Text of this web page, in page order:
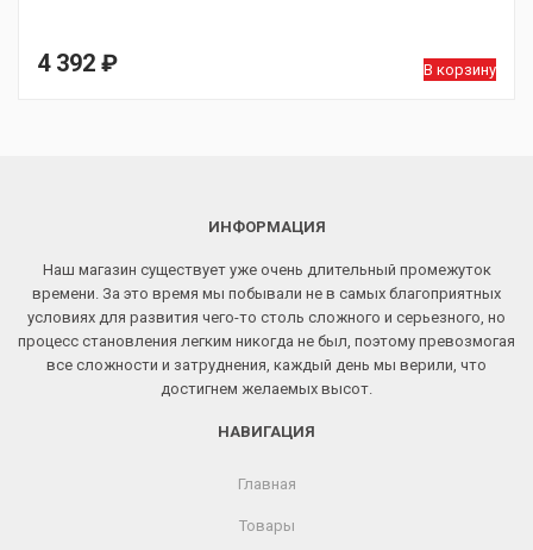
4 392 ₽ В корзину
ИНФОРМАЦИЯ
Наш магазин существует уже очень длительный промежуток
времени. За это время мы побывали не в самых благоприятных
условиях для развития чего-то столь сложного и серьезного, но
процесс становления легким никогда не был, поэтому превозмогая
все сложности и затруднения, каждый день мы верили, что
достигнем желаемых высот.
НАВИГАЦИЯ
Главная
Товары